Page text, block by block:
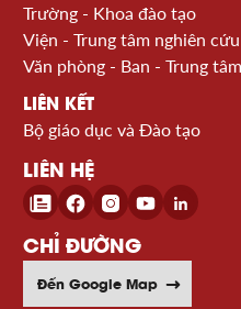
Trường - Khoa đào tạo
Viện - Trung tâm nghiên cứu
Văn phòng - Ban - Trung tâm
LIÊN KẾT
Bộ giáo dục và Đào tạo
LIÊN HỆ
CHỈ ĐƯỜNG
Đến Google Map